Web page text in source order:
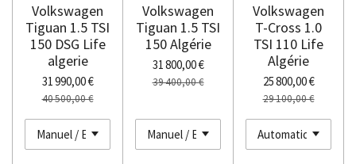
Volkswagen
Tiguan 1.5 TSI
150 DSG Life
algerie
31 990,00 €
40 500,00 €
Volkswagen
Tiguan 1.5 TSI
150 Algérie
31 800,00 €
39 400,00 €
Volkswagen
T-Cross 1.0
TSI 110 Life
Algérie
25 800,00 €
29 100,00 €